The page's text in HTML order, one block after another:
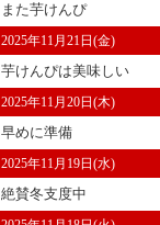
また芋けんぴ
2025年11月21日(金)
芋けんぴは美味しい
2025年11月20日(木)
早めに準備
2025年11月19日(水)
絶賛冬支度中